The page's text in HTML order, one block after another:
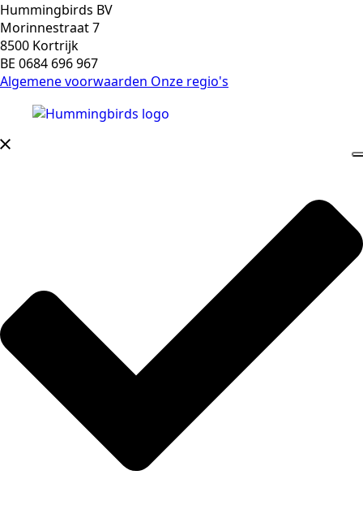
Hummingbirds BV
Morinnestraat 7
8500 Kortrijk
BE 0684 696 967
Algemene voorwaarden Onze regio's